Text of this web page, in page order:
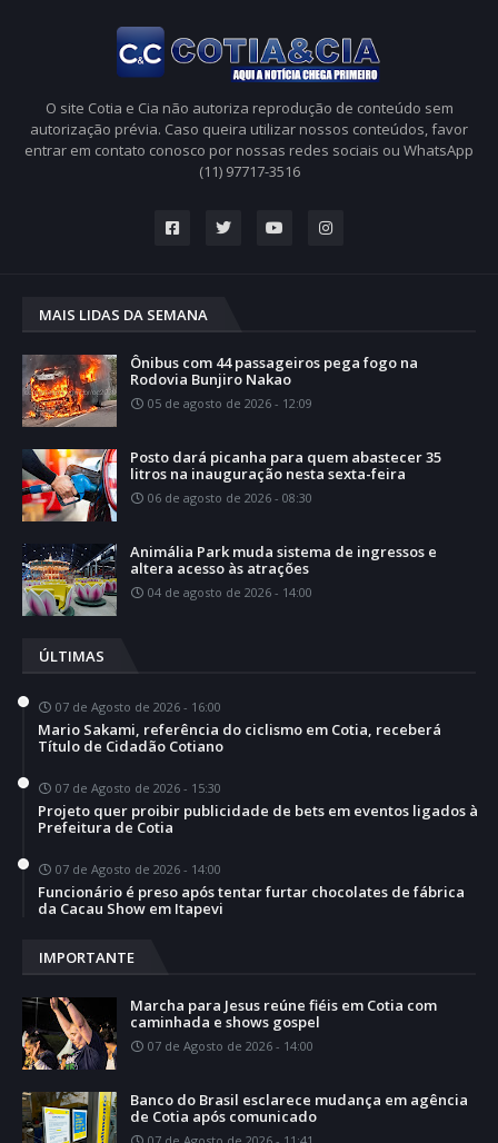
O site Cotia e Cia não autoriza reprodução de conteúdo sem
autorização prévia. Caso queira utilizar nossos conteúdos, favor
entrar em contato conosco por nossas redes sociais ou WhatsApp
(11) 97717-3516
MAIS LIDAS DA SEMANA
Ônibus com 44 passageiros pega fogo na
Rodovia Bunjiro Nakao
05 de agosto de 2026 - 12:09
Posto dará picanha para quem abastecer 35
litros na inauguração nesta sexta-feira
06 de agosto de 2026 - 08:30
Animália Park muda sistema de ingressos e
altera acesso às atrações
04 de agosto de 2026 - 14:00
ÚLTIMAS
07 de Agosto de 2026 - 16:00
Mario Sakami, referência do ciclismo em Cotia, receberá
Título de Cidadão Cotiano
07 de Agosto de 2026 - 15:30
Projeto quer proibir publicidade de bets em eventos ligados à
Prefeitura de Cotia
07 de Agosto de 2026 - 14:00
Funcionário é preso após tentar furtar chocolates de fábrica
da Cacau Show em Itapevi
IMPORTANTE
Marcha para Jesus reúne fiéis em Cotia com
caminhada e shows gospel
07 de Agosto de 2026 - 14:00
Banco do Brasil esclarece mudança em agência
de Cotia após comunicado